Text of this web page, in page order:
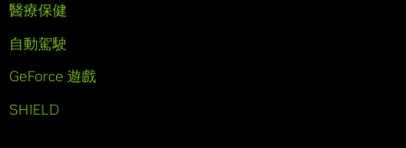
醫療保健
自動駕駛
GeForce 遊戲
SHIELD